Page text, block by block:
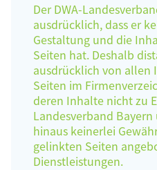
Der DWA-
ausdrücklich, dass er
Gestaltung und die
Seiten hat. Deshalb
ausdrücklich von
Seiten im
deren Inhalte nicht zu
Landesverband
hinaus keinerlei
gelinkten Seiten
Dienstleistungen.